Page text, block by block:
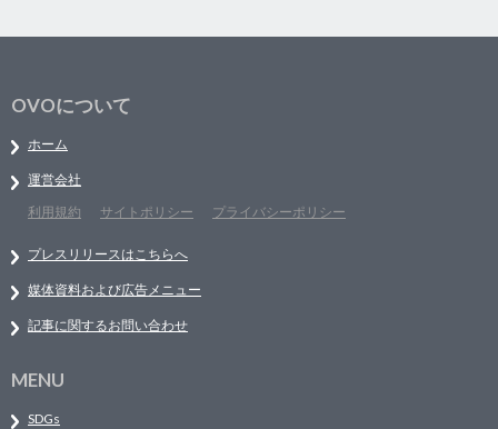
OVOについて
ホーム
運営会社
利用規約
サイトポリシー プライバシーポリシー
プレスリリースはこちらへ
媒体資料および広告メニュー
記事に関するお問い合わせ
MENU
SDGs